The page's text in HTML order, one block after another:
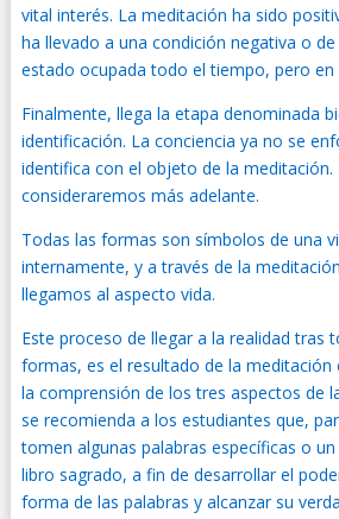
vital interés. La meditación ha sido
ha llevado a una condición negativa o
estado ocupada todo el tiempo, pero en
Finalmente, llega la etapa denominada
identificación. La conciencia ya no se
identifica con el objeto de la meditación.
consideraremos más adelante.
Todas las formas son símbolos de una
internamente, y a través de la
llegamos al aspecto vida.
Este proceso de llegar a la realidad tras
formas, es el resultado de la meditación
la comprensión de los tres aspectos de
se recomienda a los estudiantes que,
tomen algunas palabras específicas o
libro sagrado, a fin de desarrollar el
forma de las palabras y alcanzar su